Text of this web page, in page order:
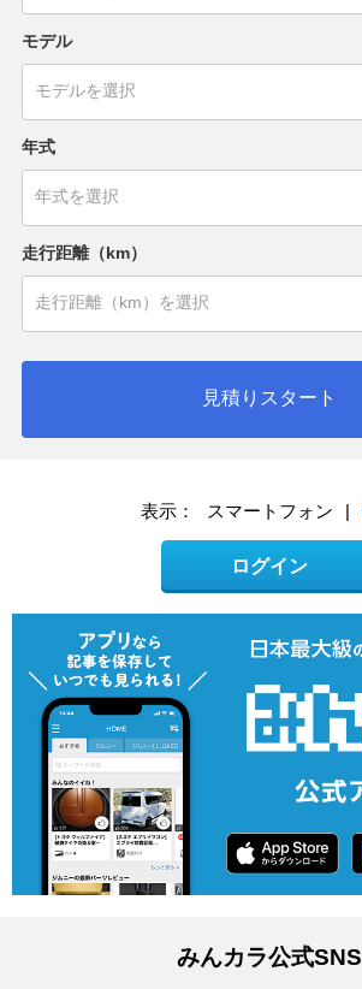
モデル
年式
走行距離（km）
見積りスタート
表示： スマートフォン |
ログイン
みんカラ公式SNS